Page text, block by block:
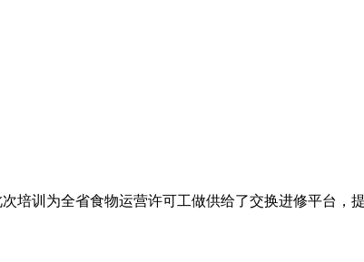
训为全省食物运营许可工做供给了交换进修平台，